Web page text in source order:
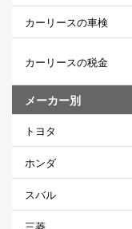
カーリースの車検
カーリースの税金
メーカー別
トヨタ
ホンダ
スバル